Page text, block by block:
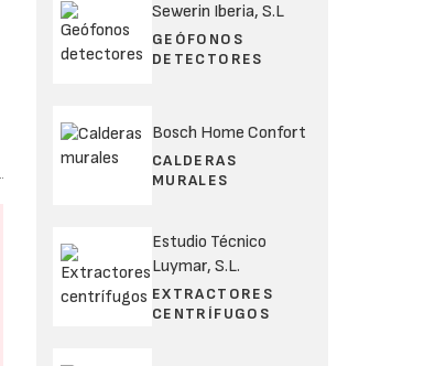
Sewerin Iberia, S.L
GEÓFONOS
DETECTORES
Bosch Home Confort
CALDERAS
MURALES
Estudio Técnico
Luymar, S.L.
EXTRACTORES
CENTRÍFUGOS